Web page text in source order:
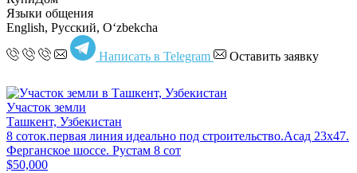
Языки общения
English, Русский, Oʻzbekcha
Написать в Telegram Оставить заявку
Участок земли
Ташкент, Узбекистан
8 соток.первая линия идеально под строительство.Асад 23х47.
Ферганское шоссе. Рустам 8 сот
$50,000